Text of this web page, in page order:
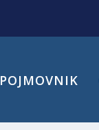
POJMOVNIK